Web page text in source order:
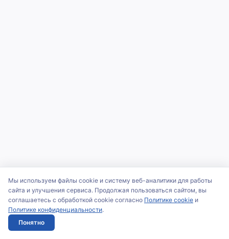
Мы используем файлы cookie и систему веб-аналитики для работы
сайта и улучшения сервиса. Продолжая пользоваться сайтом, вы
соглашаетесь с обработкой cookie согласно Политике cookie и
Политике конфиденциальности.
Понятно